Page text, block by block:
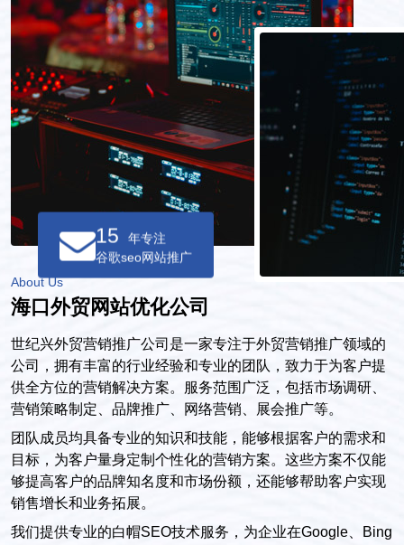
15
谷歌seo网站推广
About Us
海口外贸网站优化公司
世纪兴外贸营销推广公司是一家专注于外贸营销推广领域的
公司，拥有丰富的行业经验和专业的团队，致力于为客户提
供全方位的营销解决方案。服务范围广泛，包括市场调研、
营销策略制定、品牌推广、网络营销、展会推广等。
团队成员均具备专业的知识和技能，能够根据客户的需求和
目标，为客户量身定制个性化的营销方案。这些方案不仅能
够提高客户的品牌知名度和市场份额，还能够帮助客户实现
销售增长和业务拓展。
我们提供专业的白帽SEO技术服务，为企业在Google、Bing